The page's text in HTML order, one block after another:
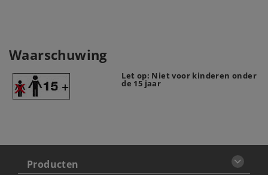
Waarschuwing
Let op: Niet voor kinderen onder
de 15 jaar
Producten